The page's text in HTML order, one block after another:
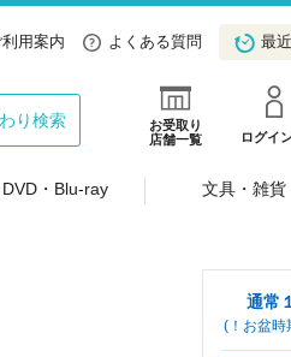
利用案内 よくある質問 最
お受取り
店舗一覧
ログイ
り検索
DVD・Blu-ray 文具・雑貨
通常
(！お盆時